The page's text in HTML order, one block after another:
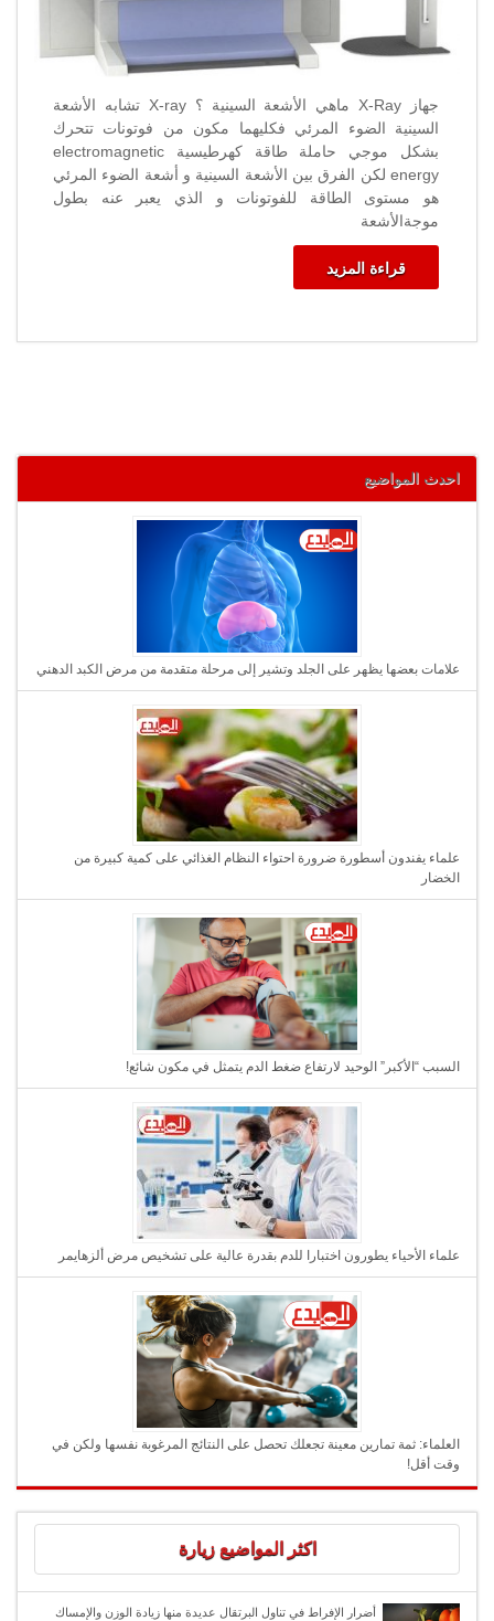
جهاز X-Ray ماهي الأشعة السينية ؟ X-ray تشابه الأشعة
السينية الضوء المرئي فكليهما مكون من فوتونات تتحرك
بشكل موجي حاملة طاقة كهرطيسية electromagnetic
energy لكن الفرق بين الأشعة السينية و أشعة الضوء المرئي
هو مستوى الطاقة للفوتونات و الذي يعبر عنه بطول
موجةالأشعة
قراءة المزيد
احدث المواضيع
علامات بعضها يظهر على الجلد وتشير إلى مرحلة متقدمة من مرض الكبد الدهني
علماء يفندون أسطورة ضرورة احتواء النظام الغذائي على كمية كبيرة من
الخضار
السبب “الأكبر” الوحيد لارتفاع ضغط الدم يتمثل في مكون شائع!
علماء الأحياء يطورون اختبارا للدم بقدرة عالية على تشخيص مرض ألزهايمر
العلماء: ثمة تمارين معينة تجعلك تحصل على النتائج المرغوبة نفسها ولكن في
وقت أقل!
اكثر المواضيع زيارة
أضرار الإفراط في تناول البرتقال عديدة منها زيادة الوزن والإمساك